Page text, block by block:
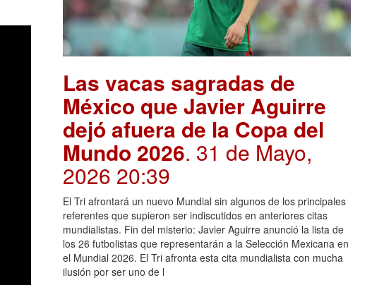
Las vacas sagradas de
México que Javier Aguirre
dejó afuera de la Copa del
Mundo 2026. 31 de Mayo,
2026 20:39
El Tri afrontará un nuevo Mundial sin algunos de los principales
referentes que supieron ser indiscutidos en anteriores citas
mundialistas. Fin del misterio: Javier Aguirre anunció la lista de
los 26 futbolistas que representarán a la Selección Mexicana en
el Mundial 2026. El Tri afronta esta cita mundialista con mucha
ilusión por ser uno de l